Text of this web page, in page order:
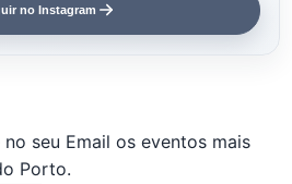
no Instagram
seu Email os eventos mais
Porto.